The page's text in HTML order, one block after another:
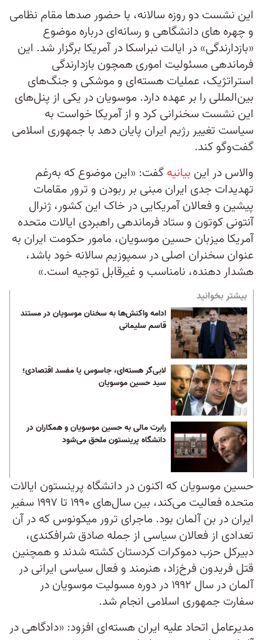
این نشست دو روزه سالانه، با حضور صدها مقام نظامی
و چهره های دانشگاهی و رسانه‌ای درباره موضوع
«بازدارندگی» در ایالت نبراسکا در آمریکا برگزار شد. این
فرماندهی مسئولیت اموری همچون بازدارندگی
استراتژیک، عملیات هسته‌ای و موشکی و جنگ‌های
بین‌المللی را بر عهده دارد. موسویان در یکی از پنل‌های
این نشست سخنرانی کرد و از آمریکا خواست به
سیاست تغییر رژیم ایران پایان دهد با جمهوری اسلامی
گفت‌و‌گو کند.
والاس در این بیانیهگفت: «این موضوع که به‌رغم
تهدیدات جدی ایران مبنی بر ربودن و ترور مقامات
پیشین و فعالان آمریکایی در خاک این کشور، ژنرال
آنتونی کوتون و ستاد فرماندهی راهبردی ایالات متحده
آمریکا میزبان حسین موسویان، مامور حکومت ایران به
عنوان سخنران اصلی در سمپوزیم سالانه خود باشد،
هشدار دهنده، نامناسب و غیرقابل توجیه است.»
بیشتر بخوانید
ادامه واکنش‌ها به سخنان موسویان در مستند
قاسم سلیمانی
لابی‌گر هسته‌ای، جاسوس یا مفسد اقتصادی؛
سید حسین موسویان
رابرت مالی به حسین موسویان و همکاران در
دانشگاه پرینستون ملحق می‌شود
حسین موسویان که اکنون در دانشگاه پرینستون ایالات
متحده فعالیت می‌کند، بین سال‌های ۱۹۹۰ تا ۱۹۹۷ سفیر
ایران در بن آلمان بود. ماجرای ترور میکونوس که در آن
تعدادی از فعالان سیاسی از جمله صادق شرافکندی،
دبیرکل حزب دموکرات کردستان کشته شدند و همچنین
قتل فریدون فرخ‌زاد، هنرمند و فعال سیاسی ایرانی در
آلمان در سال ۱۹۹۲ در دوره مسولیت موسویان در
سفارت جمهوری اسلامی انجام شد.
مدیرعامل اتحاد علیه ایران هسته‌ای افزود: «دادگاهی در